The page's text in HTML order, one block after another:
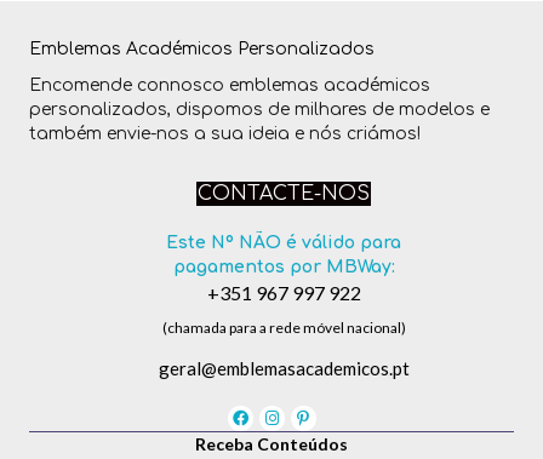
Emblemas Académicos Personalizados
Encomende connosco emblemas académicos
personalizados, dispomos de milhares de modelos e
também envie-nos a sua ideia e nós criámos!
CONTACTE-NOS
Este Nº NÃO é válido para
pagamentos por MBWay:
+351 967 997 922
(chamada para a rede móvel nacional)
geral@emblemasacademicos.pt
Receba Conteúdos